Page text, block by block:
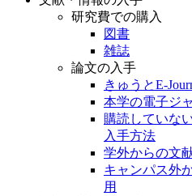
研究費での購入
図書
雑誌
論文の入手
きゅうとE-
本学の電子ジ
購読していな
入手方法
学外からの文
キャンパス外
用